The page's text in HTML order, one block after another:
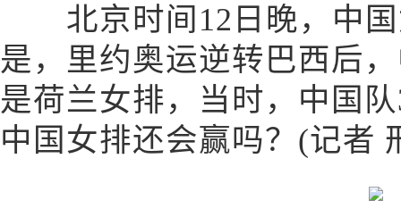
北京时间12日晚，中国
是，里约奥运逆转巴西后
是荷兰女排，当时，中国
中国女排还会赢吗？(记者